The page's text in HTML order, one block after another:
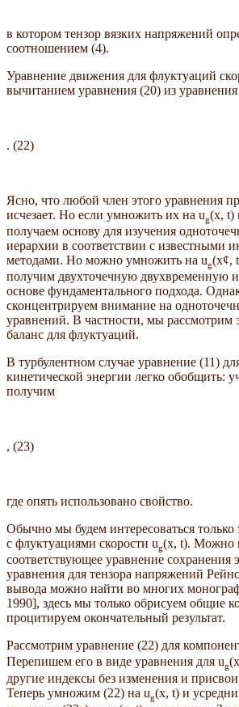
в котором тензор вязких напряжений
соотношением (4).
Уравнение движения для флуктуаций
вычитанием уравнения (20) из
. (22)
Ясно, что любой член этого уравнения
исчезает. Но если умножить их на ug(x, t)
получаем основу для изучения
иерархии в соответствии с известными
методами. Но можно умножить на ug(x¢,
получим двухточечную двухвременную
основе фундаментального подхода.
сконцентрируем внимание на
уравнений. В частности, мы рассмотрим
баланс для флуктуаций.
В турбулентном случае уравнение (11)
кинетической энергии легко обобщить:
получим
, (23)
где опять использовано свойство.
Обычно мы будем интересоваться только
с флуктуациями скорости ug(x, t). Можно
соответствующее уравнение сохранения
уравнения для тензора напряжений
вывода можно найти во многих
1990], здесь мы только обрисуем общие
процитируем окончательный результат.
Рассмотрим уравнение (22) для
Перепишем его в виде уравнения для ug
другие индексы без изменения и
Теперь умножим (22) на ug(x, t) и